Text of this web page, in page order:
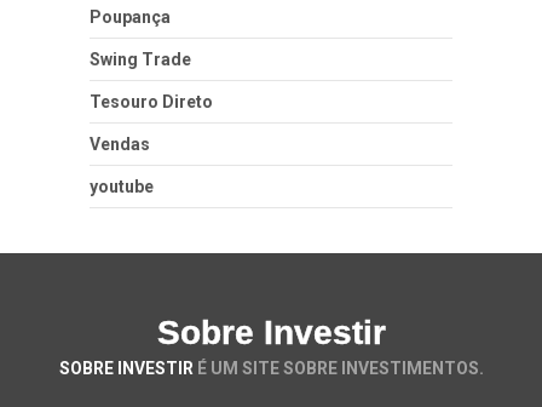
Poupança
Swing Trade
Tesouro Direto
Vendas
youtube
Sobre Investir
SOBRE INVESTIR É UM SITE SOBRE INVESTIMENTOS.